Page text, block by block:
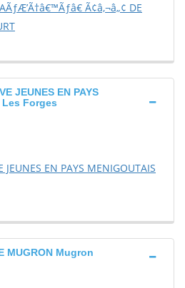
Ã¢â‚¬â„¢ DE
JEUNES EN PAYS
Les Forges
JEUNES EN PAYS MENIGOUTAIS
MUGRON Mugron